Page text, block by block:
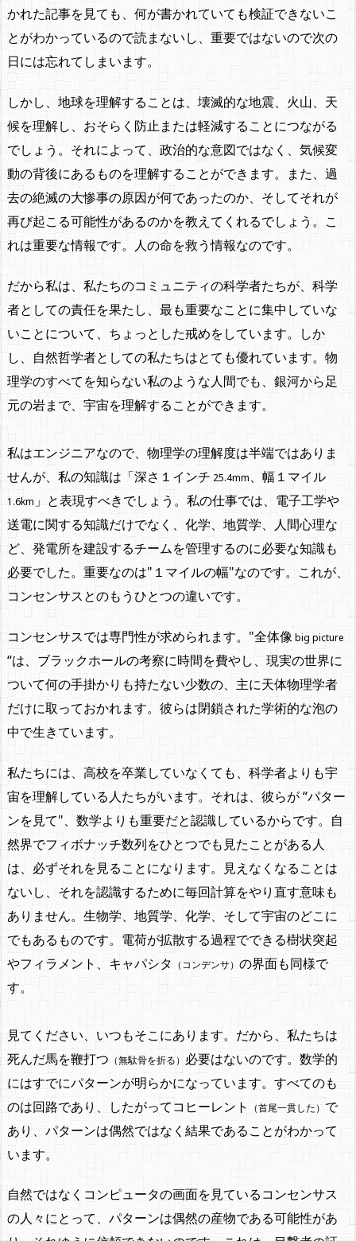
かれた記事を見ても、何が書かれていても検証できないこ
とがわかっているので読まないし、重要ではないので次の
日には忘れてしまいます。
しかし、地球を理解することは、壊滅的な地震、火山、天
候を理解し、おそらく防止または軽減することにつながる
でしょう。それによって、政治的な意図ではなく、気候変
動の背後にあるものを理解することができます。また、過
去の絶滅の大惨事の原因が何であったのか、そしてそれが
再び起こる可能性があるのかを教えてくれるでしょう。こ
れは重要な情報です。人の命を救う情報なのです。
だから私は、私たちのコミュニティの科学者たちが、科学
者としての責任を果たし、最も重要なことに集中していな
いことについて、ちょっとした戒めをしています。しか
し、自然哲学者としての私たちはとても優れています。物
理学のすべてを知らない私のような人間でも、銀河から足
元の岩まで、宇宙を理解することができます。
私はエンジニアなので、物理学の理解度は半端ではありま
せんが、私の知識は「深さ１インチ 25.4mm、幅１マイル
1.6km 」と表現すべきでしょう。私の仕事では、電子工学や
送電に関する知識だけでなく、化学、地質学、人間心理な
ど、発電所を建設するチームを管理するのに必要な知識も
必要でした。重要なのは"１マイルの幅"なのです。これが、
コンセンサスとのもうひとつの違いです。
コンセンサスでは専門性が求められます。"全体像big picture
“は、ブラックホールの考察に時間を費やし、現実の世界に
ついて何の手掛かりも持たない少数の、主に天体物理学者
だけに取っておかれます。彼らは閉鎖された学術的な泡の
中で生きています。
私たちには、高校を卒業していなくても、科学者よりも宇
宙を理解している人たちがいます。それは、彼らが “パター
ンを見て"、数学よりも重要だと認識しているからです。自
然界でフィボナッチ数列をひとつでも見たことがある人
は、必ずそれを見ることになります。見えなくなることは
ないし、それを認識するために毎回計算をやり直す意味も
ありません。生物学、地質学、化学、そして宇宙のどこに
でもあるものです。電荷が拡散する過程でできる樹状突起
やフィラメント、キャパシタ （コンデンサ） の界面も同様で
す。
見てください、 いつもそこにあります。だから、私たちは
死んだ馬を鞭打つ （無駄骨を折る） 必要はないのです。数学的
にはすでにパターンが明らかになっています。すべてのも
のは回路であり、したがってコヒーレント
（首尾一貫した） で
あり、パターンは偶然ではなく結果であることがわかって
います。
自然ではなくコンピュータの画面を見ているコンセンサス
の人々にとって、パターンは偶然の産物である可能性があ